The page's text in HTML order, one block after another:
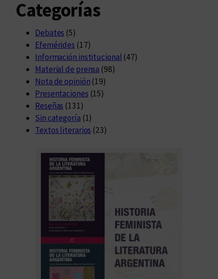
Categorías
Debates (5)
Efemérides (17)
Información institucional (47)
Material de prensa (98)
Nota de opinión (19)
Presentaciones (15)
Reseñas (131)
Sin categoría (1)
Textos literarios (23)